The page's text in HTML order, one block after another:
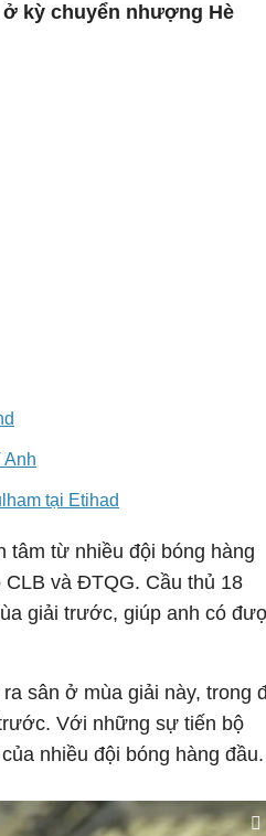
kỳ chuyển nhượng Hè
Anh
tại Etihad
tâm từ nhiều đội bóng hàng
và ĐTQG. Cầu thủ 18
giải trước, giúp anh có
sân ở mùa giải này, trong
Với những sự tiến bộ
nhiều đội bóng hàng đầu.